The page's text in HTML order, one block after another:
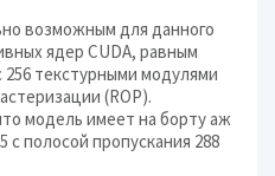
возможным для данного
ядер CUDA, равным
256 текстурными модулями
(ROP).
модель имеет на борту аж
с полосой пропускания 288